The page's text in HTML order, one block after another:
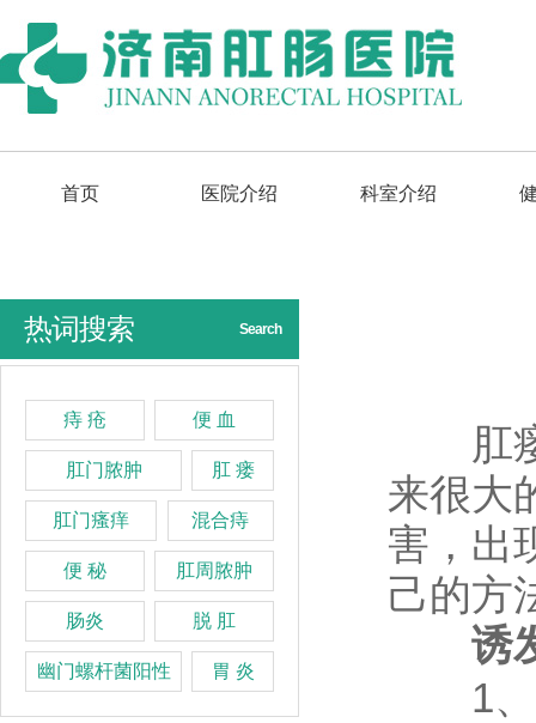
首页 医院介绍 科室介绍
热词搜索 Search
痔 疮 便 血
肛门脓肿 肛 瘘
肛门瘙痒 混合痔
便 秘 肛周脓肿
肠炎 脱 肛
幽门螺杆菌阳性 胃 炎
肛瘘
来很大
害，出
己的方
诱发
1、